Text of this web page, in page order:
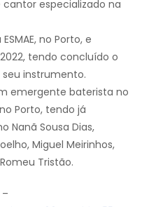
cantor especializado na
no Porto, e
tendo concluído o
instrumento.
emergente baterista no
Porto, tendo já
Nanã Sousa Dias,
Miguel Meirinhos,
Tristão.